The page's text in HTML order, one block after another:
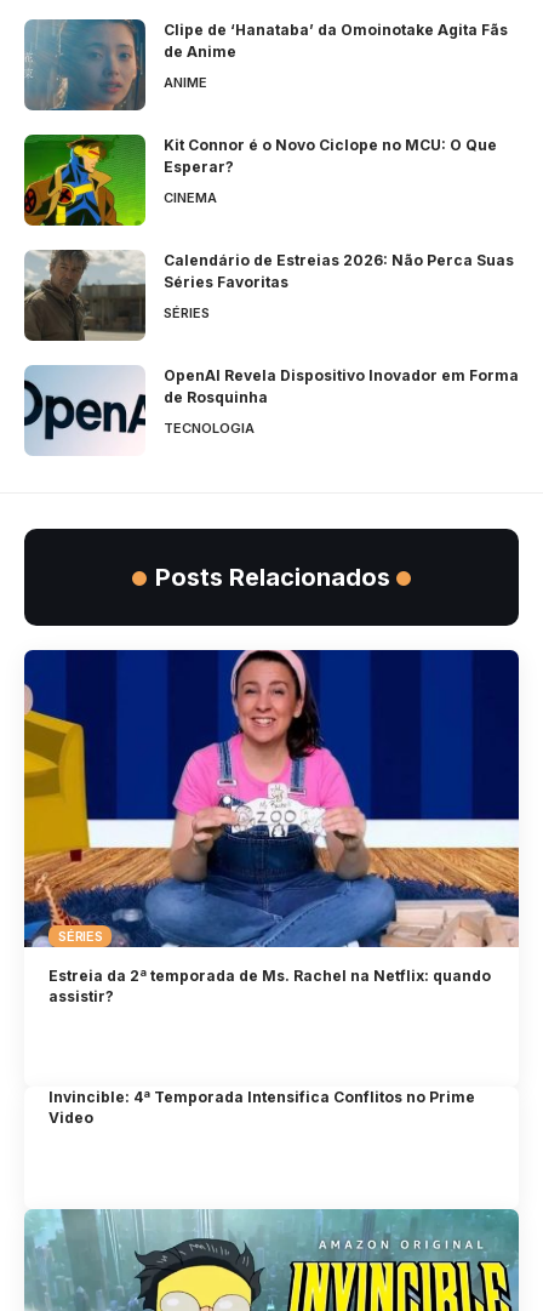
Clipe de ‘Hanataba’ da Omoinotake Agita Fãs
de Anime
ANIME
Kit Connor é o Novo Ciclope no MCU: O Que
Esperar?
CINEMA
Calendário de Estreias 2026: Não Perca Suas
Séries Favoritas
SÉRIES
OpenAI Revela Dispositivo Inovador em Forma
de Rosquinha
TECNOLOGIA
Posts Relacionados
SÉRIES
Estreia da 2ª temporada de Ms. Rachel na Netflix: quando
assistir?
Invincible: 4ª Temporada Intensifica Conflitos no Prime
Video